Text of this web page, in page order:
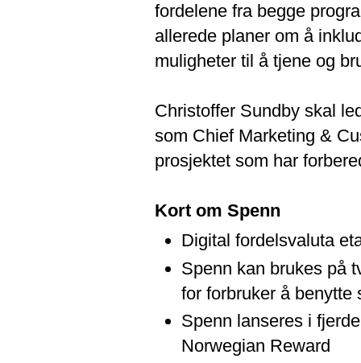
fordelene fra begge
allerede planer om å
muligheter til å tjene og
Christoffer Sundby skal
som Chief Marketing &
prosjektet som har
Kort om Spenn
Digital fordelsvaluta
Spenn kan brukes på
for forbruker å benytte
Spenn lanseres i
Norwegian Reward